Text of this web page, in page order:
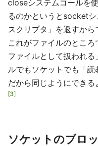
closeシステムコールを
るのかというとsocket
スクリプタ」を返すから
これがファイルのとこ
ファイルとして扱われ
ルでもソケットでも「
だから同じようにできる
3
ソケットのブロ